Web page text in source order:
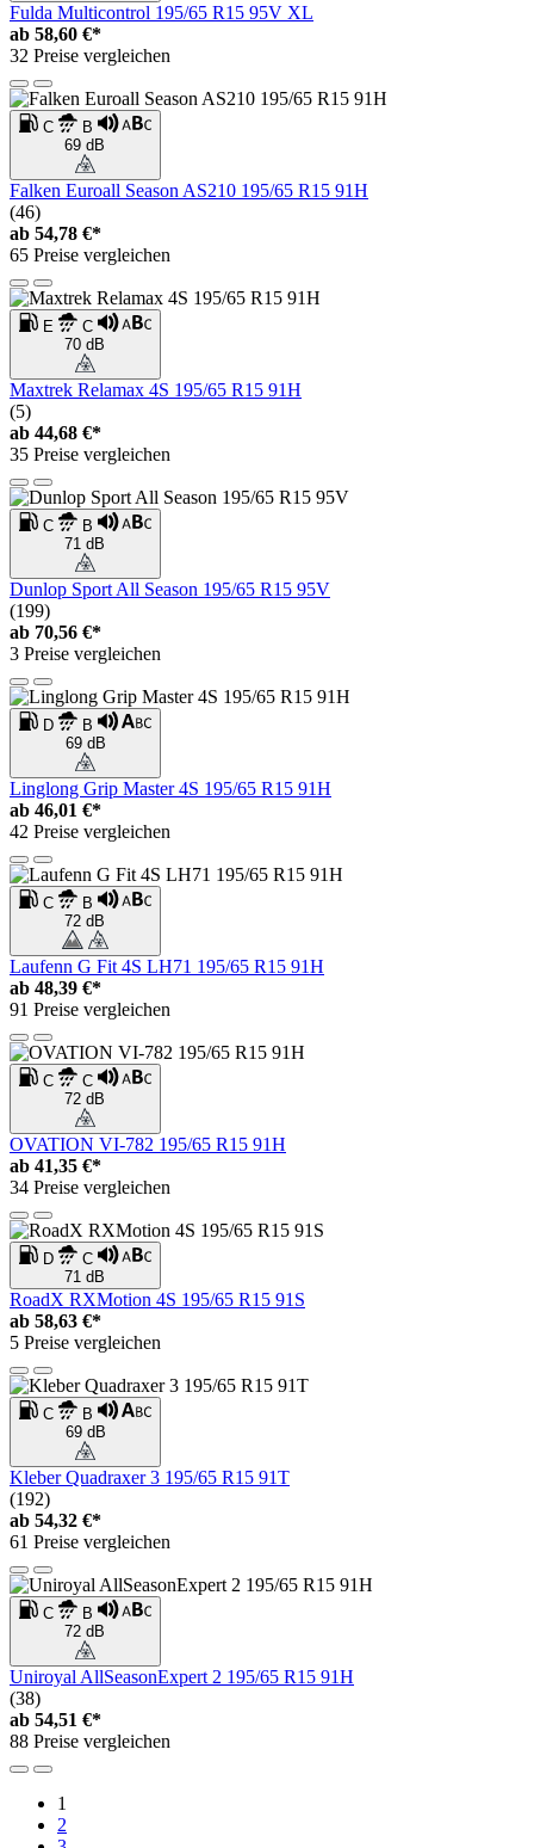
Fulda Multicontrol 195/65 R15 95V XL
ab 58,60 €*
32 Preise vergleichen
C
B
69 dB
Falken Euroall Season AS210 195/65 R15 91H
(46)
ab 54,78 €*
65 Preise vergleichen
E
C
70 dB
Maxtrek Relamax 4S 195/65 R15 91H
(5)
ab 44,68 €*
35 Preise vergleichen
C
B
71 dB
Dunlop Sport All Season 195/65 R15 95V
(199)
ab 70,56 €*
3 Preise vergleichen
D
B
69 dB
Linglong Grip Master 4S 195/65 R15 91H
ab 46,01 €*
42 Preise vergleichen
C
B
72 dB
Laufenn G Fit 4S LH71 195/65 R15 91H
ab 48,39 €*
91 Preise vergleichen
C
C
72 dB
OVATION VI-782 195/65 R15 91H
ab 41,35 €*
34 Preise vergleichen
D
C
71 dB
RoadX RXMotion 4S 195/65 R15 91S
ab 58,63 €*
5 Preise vergleichen
C
B
69 dB
Kleber Quadraxer 3 195/65 R15 91T
(192)
ab 54,32 €*
61 Preise vergleichen
C
B
72 dB
Uniroyal AllSeasonExpert 2 195/65 R15 91H
(38)
ab 54,51 €*
88 Preise vergleichen
1
2